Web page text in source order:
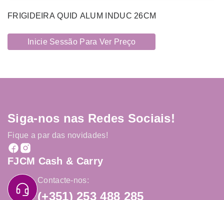
FRIGIDEIRA QUID ALUM INDUC 26CM
Inicie Sessão Para Ver Preço
Siga-nos nas Redes Sociais!
Fique a par das novidades!
FJCM Cash & Carry
Contacte-nos:
(+351) 253 488 285